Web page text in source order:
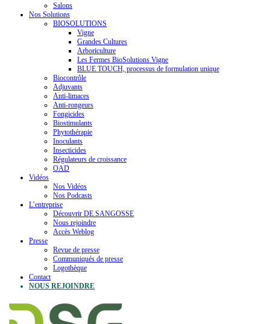
Salons
Nos Solutions
BIOSOLUTIONS
Vigne
Grandes Cultures
Arboriculture
Les Fermes BioSolutions Vigne
BLUE TOUCH, processus de formulation unique
Biocontrôle
Adjuvants
Anti-limaces
Anti-rongeurs
Fongicides
Biostimulants
Phytothérapie
Inoculants
Insecticides
Régulateurs de croissance
OAD
Vidéos
Nos Vidéos
Nos Podcasts
L’entreprise
Découvrir DE SANGOSSE
Nous rejoindre
Accès Weblog
Presse
Revue de presse
Communiqués de presse
Logothèque
Contact
NOUS REJOINDRE